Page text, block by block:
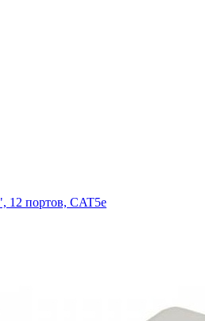
12 портов, CAT5е